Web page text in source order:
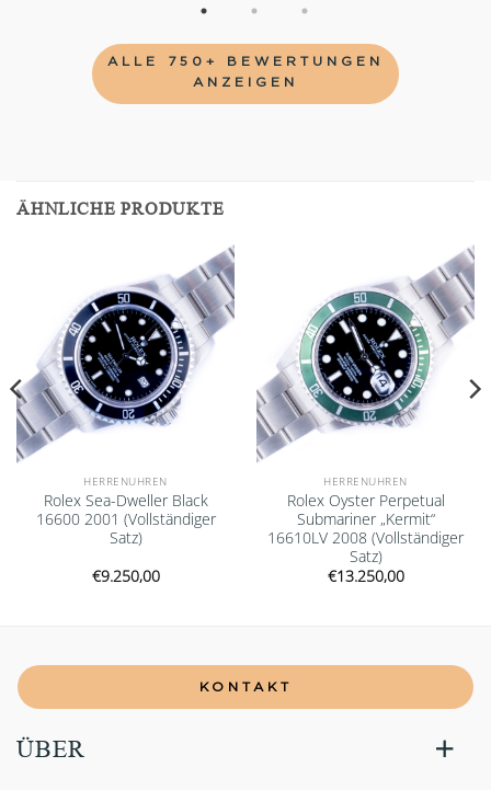
ALLE 750+ BEWERTUNGEN
ANZEIGEN
ÄHNLICHE PRODUKTE
Add to
wishlist
HERRENUHREN
Rolex Sea-Dweller Black
16600 2001 (Vollständiger
Satz)
€9.250,00
Add to
wishlist
HERRENUHREN
Rolex Oyster Perpetual
Submariner „Kermit“
16610LV 2008 (Vollständiger
Satz)
€13.250,00
KONTAKT
ÜBER